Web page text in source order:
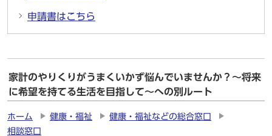
申請書はこちら
家計のやりくりがうまくいかず悩んでいませんか？～将来
に希望を持てる生活を目指して～への別ルート
ホーム 健康・福祉
健康・福祉などの総合窓口
相談窓口